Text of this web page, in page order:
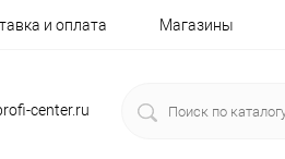
и оплата Магазины
center.ru